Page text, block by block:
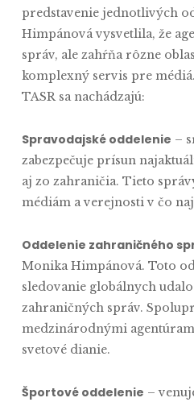
predstavenie jednotlivých
Himpánová vysvetlila, že
správ, ale zahŕňa rôzne
komplexný servis pre
TASR sa nachádzajú:
Spravodajské oddelenie –
zabezpečuje prísun
aj zo zahraničia. Tieto
médiám a verejnosti v čo
Oddelenie zahraničného
Monika Himpánová. Toto
sledovanie globálnych
zahraničných správ.
medzinárodnými
svetové dianie.
Športové oddelenie –